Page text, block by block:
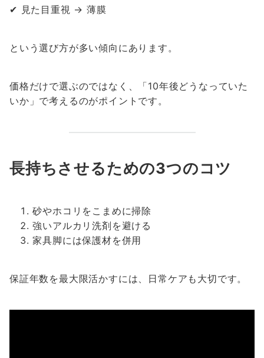
✔ 見た目重視 → 薄膜
という選び方が多い傾向にあります。
価格だけで選ぶのではなく、「10年後どうなっていた
いか」で考えるのがポイントです。
長持ちさせるための3つのコツ
砂やホコリをこまめに掃除
強いアルカリ洗剤を避ける
家具脚には保護材を併用
保証年数を最大限活かすには、日常ケアも大切です。